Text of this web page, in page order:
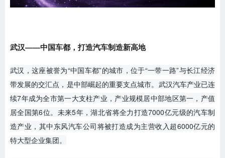
武汉——中国车都，打造汽车制造新高地
武汉，这座被誉为“中国车都”的城市，位于“一带一路”与长江经济
带发展的交汇点，是中部崛起的重要支点城市。武汉汽车产业已连
续7年成为全市第一大支柱产业，产业规模居中部地区第一，产值
居全国第6位。未来5年，湖北省将全力打造7000亿元级的汽车制
造产业，其中东风汽车公司将被打造成为主营收入超6000亿元的
特大型企业集团。